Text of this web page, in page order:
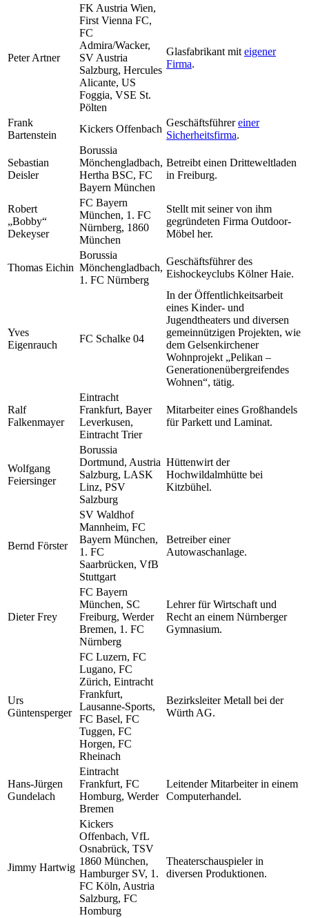
Peter Artner
FK Austria Wien,
First Vienna FC,
FC
Admira/Wacker,
SV Austria
Salzburg, Hercules
Alicante, US
Foggia, VSE St.
Pölten
Glasfabrikant mit eigener
Firma.
Frank
Bartenstein
Kickers Offenbach
Geschäftsführereiner
Sicherheitsfirma.
Sebastian
Deisler
Borussia
Mönchengladbach,
Hertha BSC, FC
Bayern München
Betreibt einen Dritteweltladen
in Freiburg.
Robert
„Bobby“
Dekeyser
FC Bayern
München, 1. FC
Nürnberg, 1860
München
Stellt mit seiner von ihm
gegründeten Firma Outdoor-
Möbel her.
Thomas Eichin
Borussia
Mönchengladbach,
1. FC Nürnberg
Geschäftsführer des
Eishockeyclubs Kölner Haie.
Yves
Eigenrauch
FC Schalke 04
In der Öffentlichkeitsarbeit
eines Kinder- und
Jugendtheaters und diversen
gemeinnützigen Projekten, wie
dem Gelsenkirchener
Wohnprojekt „Pelikan –
Generationenübergreifendes
Wohnen“, tätig.
Ralf
Falkenmayer
Eintracht
Frankfurt, Bayer
Leverkusen,
Eintracht Trier
Mitarbeiter eines Großhandels
für Parkett und Laminat.
Wolfgang
Feiersinger
Borussia
Dortmund, Austria
Salzburg, LASK
Linz, PSV
Salzburg
Hüttenwirt der
Hochwildalmhütte bei
Kitzbühel.
Bernd Förster
SV Waldhof
Mannheim, FC
Bayern München,
1. FC
Saarbrücken, VfB
Stuttgart
Betreiber einer
Autowaschanlage.
Dieter Frey
FC Bayern
München, SC
Freiburg, Werder
Bremen, 1. FC
Nürnberg
Lehrer für Wirtschaft und
Recht an einem Nürnberger
Gymnasium.
Urs
Güntensperger
FC Luzern, FC
Lugano, FC
Zürich, Eintracht
Frankfurt,
Lausanne-Sports,
FC Basel, FC
Tuggen, FC
Horgen, FC
Rheinach
Bezirksleiter Metall bei der
Würth AG.
Hans-Jürgen
Gundelach
Eintracht
Frankfurt, FC
Homburg, Werder
Bremen
Leitender Mitarbeiter in einem
Computerhandel.
Jimmy Hartwig
Kickers
Offenbach, VfL
Osnabrück, TSV
1860 München,
Hamburger SV, 1.
FC Köln, Austria
Salzburg, FC
Homburg
Theaterschauspieler in
diversen Produktionen.